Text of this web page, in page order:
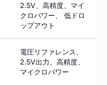
2.5V、高精度、マイ
クロパワー、 低ドロ
ップアウト
電圧リファレンス、
2.5V出力、高精度、
マイクロパワー